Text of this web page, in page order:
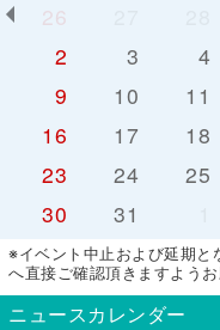
26
2
3 4
9
10 11
16
17 18
23
24 25
30
31
※イベント中止および延期と
へ直接ご確認頂きますようお
ニュースカレンダー